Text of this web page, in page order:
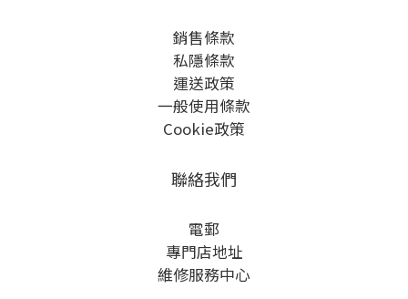
銷售條款
私隱條款
運送政策
一般使用條款
Cookie政策
聯絡我們
電郵
專門店地址
維修服務中心